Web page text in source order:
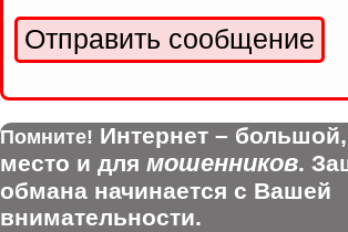
Помните! Интернет –
место и для мошенников.
обмана начинается с Вашей
внимательности.